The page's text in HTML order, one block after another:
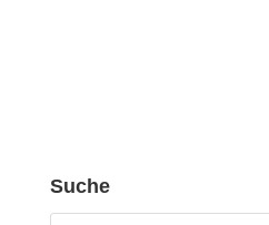
Suche